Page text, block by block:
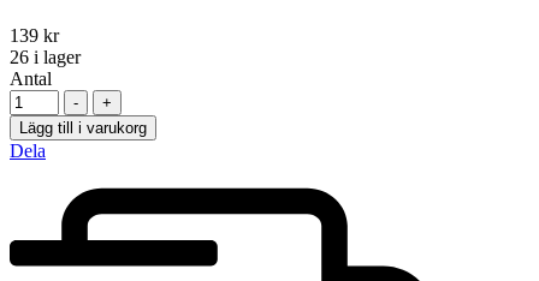
139 kr
26 i lager
Antal
-
+
Lägg till i varukorg
Dela